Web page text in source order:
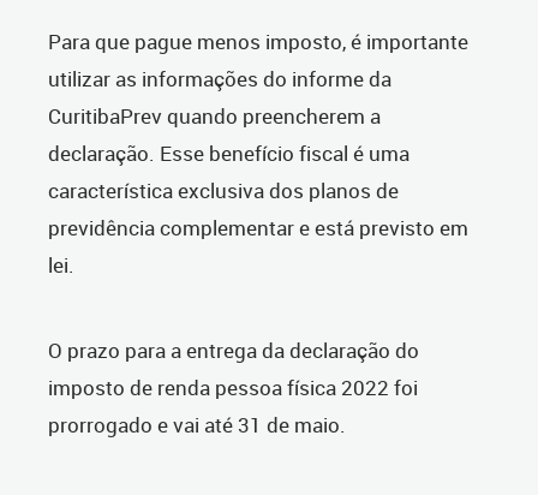
Para que pague menos imposto, é importante
utilizar as informações do informe da
CuritibaPrev quando preencherem a
declaração. Esse benefício fiscal é uma
característica exclusiva dos planos de
previdência complementar e está previsto em
lei.
O prazo para a entrega da declaração do
imposto de renda pessoa física 2022 foi
prorrogado e vai até 31 de maio.